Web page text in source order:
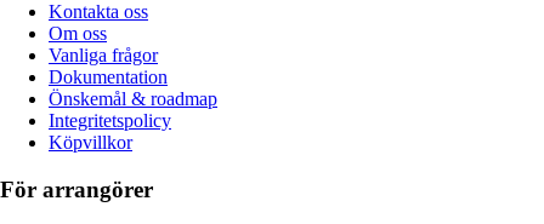
Kontakta oss
Om oss
Vanliga frågor
Dokumentation
Önskemål & roadmap
Integritetspolicy
Köpvillkor
För arrangörer